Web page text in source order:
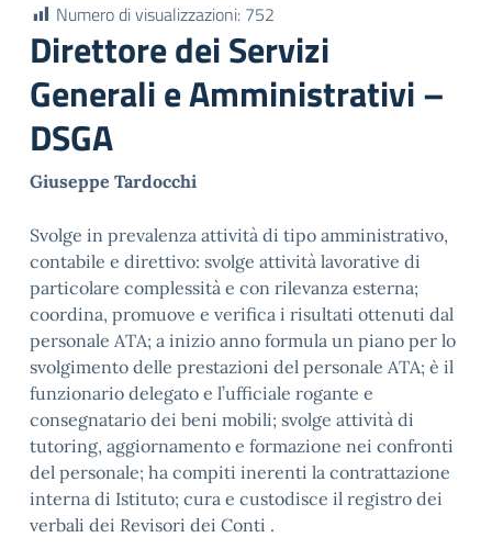
Numero di visualizzazioni: 752
Direttore dei Servizi
Generali e Amministrativi –
DSGA
Giuseppe Tardocchi
Svolge in prevalenza attività di tipo amministrativo,
contabile e direttivo: svolge attività lavorative di
particolare complessità e con rilevanza esterna;
coordina, promuove e verifica i risultati ottenuti dal
personale ATA; a inizio anno formula un piano per lo
svolgimento delle prestazioni del personale ATA; è il
funzionario delegato e l’ufficiale rogante e
consegnatario dei beni mobili; svolge attività di
tutoring, aggiornamento e formazione nei confronti
del personale; ha compiti inerenti la contrattazione
interna di Istituto; cura e custodisce il registro dei
verbali dei Revisori dei Conti .